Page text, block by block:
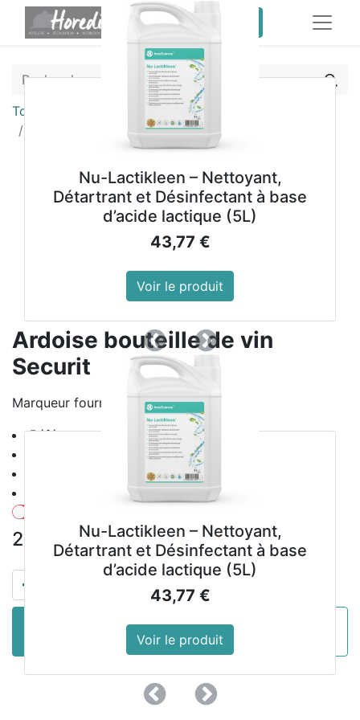
service client pro
Tous les produits
Panneaux et ardoises
Ardoise bouteille de vin Securit
Ardoise bouteille de vin
Securit
Marqueur fourni
Référence : GG112
Matériel : Polypropylène
Dimensions : 500(H)x 150(L)mm.
23,99 € hors TVA
AJOUTER AU
MAINTENANT
Nu-Lactikleen – Nettoyant,
Détartrant et Désinfectant à base
d’acide lactique (5L)
43,77 €
Voir le produit
PrécedentSuivant
Nu-Lactikleen – Nettoyant,
Détartrant et Désinfectant à base
d’acide lactique (5L)
43,77 €
Voir le produit
PrécedentSuivant